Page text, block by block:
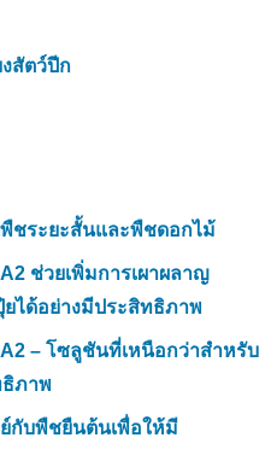
สัตว์ปีก
ชระยะสั้นและพืชดอกไม้
ช่วยเพิ่มการเผาผลาญ
ได้อย่างมีประสิทธิภาพ
– โซลูชันที่เหนือกว่าสำหรับ
ภาพ
กับพืชยืนต้นเพื่อให้มี